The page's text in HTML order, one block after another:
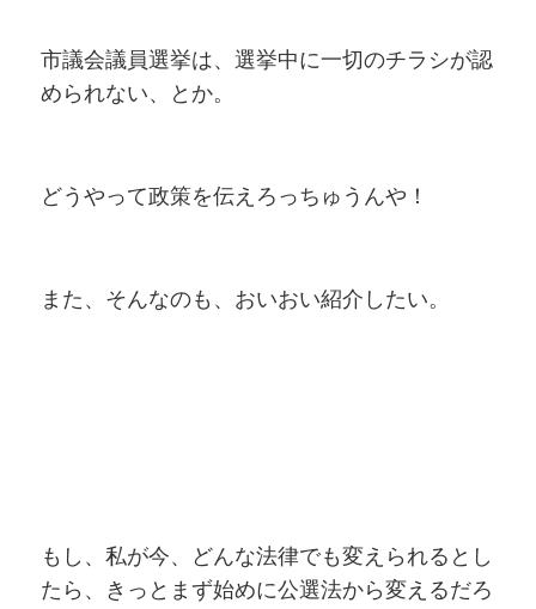
市議会議員選挙は、選挙中に一切のチラシが認
められない、とか。
どうやって政策を伝えろっちゅうんや！
また、そんなのも、おいおい紹介したい。
もし、私が今、どんな法律でも変えられるとし
たら、きっとまず始めに公選法から変えるだろ